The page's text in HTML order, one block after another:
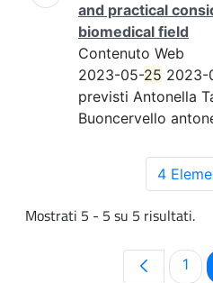
and practical
biomedical field
Contenuto Web
2023-05-25 2023-
previsti Antonella
Buoncervello
4
Mostrati 5 - 5 su 5 risultati.
1